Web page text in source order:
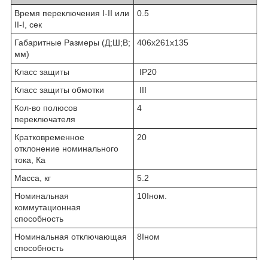
Время переключения I-II или
II-I, сек
0.5
Габаритные Размеры (Д;Ш;В;
мм)
406х261х135
Класс защиты
IP20
Класс защиты обмотки
III
Кол-во полюсов
переключателя
4
Кратковременное
отклонение номинального
тока, Кa
20
Масса, кг
5.2
Номинальная
коммутационная
способность
10Iном.
Номинальная отключающая
способность
8Iном